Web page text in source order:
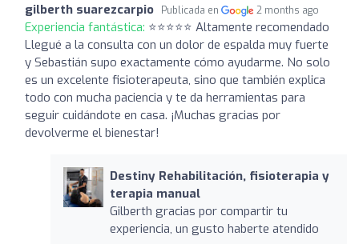
gilberth suarezcarpio Publicada en 2 months ago
Experiencia fantástica: ⭐⭐⭐⭐⭐ Altamente recomendado
Llegué a la consulta con un dolor de espalda muy fuerte
y Sebastián supo exactamente cómo ayudarme. No solo
es un excelente fisioterapeuta, sino que también explica
todo con mucha paciencia y te da herramientas para
seguir cuidándote en casa. ¡Muchas gracias por
devolverme el bienestar!
Destiny Rehabilitación, fisioterapia y
terapia manual
Gilberth gracias por compartir tu
experiencia, un gusto haberte atendido